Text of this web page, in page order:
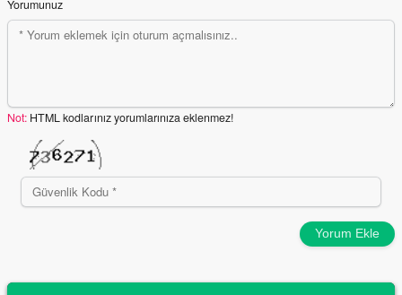
Yorumunuz
Not: HTML kodlarınız yorumlarınıza eklenmez!
Yorum Ekle